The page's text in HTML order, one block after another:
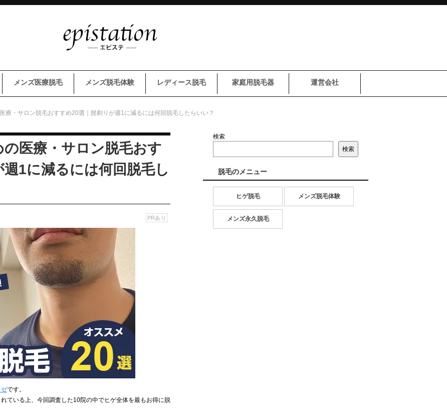
メンズ医療脱毛 メンズ脱毛体験 レディース脱毛 家庭用脱毛器 運営会社
療・サロン脱毛おすすめ20選｜髭剃りが週1に減るには何回脱毛したらいい？
医療・サロン脱毛おす
1に減るには何回脱毛し
PRあり
ゼです。
ている上、今回調査した10院の中でヒゲ全体を最もお得に脱
検索
検索
脱毛のメニュー
ヒゲ脱毛 メンズ脱毛体験
メンズ永久脱毛